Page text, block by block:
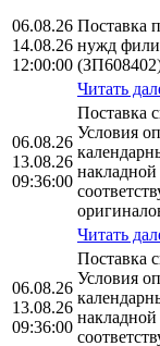
06.08.26
14.08.26
12:00:00
Поставка
нужд
Читать
06.08.26
13.08.26
09:36:00
Поставка
Условия
Читать
06.08.26
13.08.26
09:36:00
Поставка
Условия